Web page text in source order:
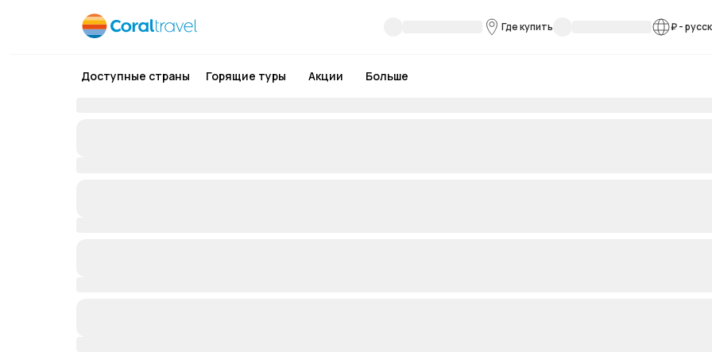
Где купить ₽-
Доступные страны Горящие туры Акции Больше